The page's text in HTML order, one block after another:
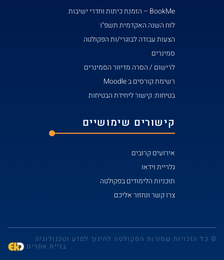
BookMe – הזמנת כיתות וחדרי ישיבות
לוח השנה האקדמית תשפ"ו
הצעות עבודה לבוגרי/ות הפקולטה
סמינרים
לרישום / הסרה מדיוור הסמינרים
רשימת קורסים ב Moodle
בטיחות: קישור ליחידת הבטיחות
קישורים שימושיים
אירועים קרובים
גלריית וידאו
תוכניות הלימודים בפקולטה
צרו קשר ונחזור אליכם
© כל הזכויות שמורות הפקולטה לחינוך למדע וטכנולוגיה
בניית אתרים